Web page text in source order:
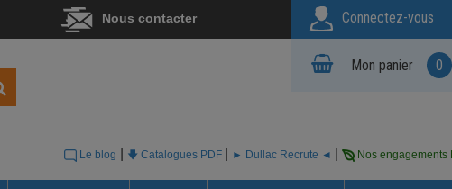
Nous contacter Connectez-vous
Mon panier 0
Le blog 🡇 Catalogues PDF ► Dullac Recrute ◄ Nos engagements